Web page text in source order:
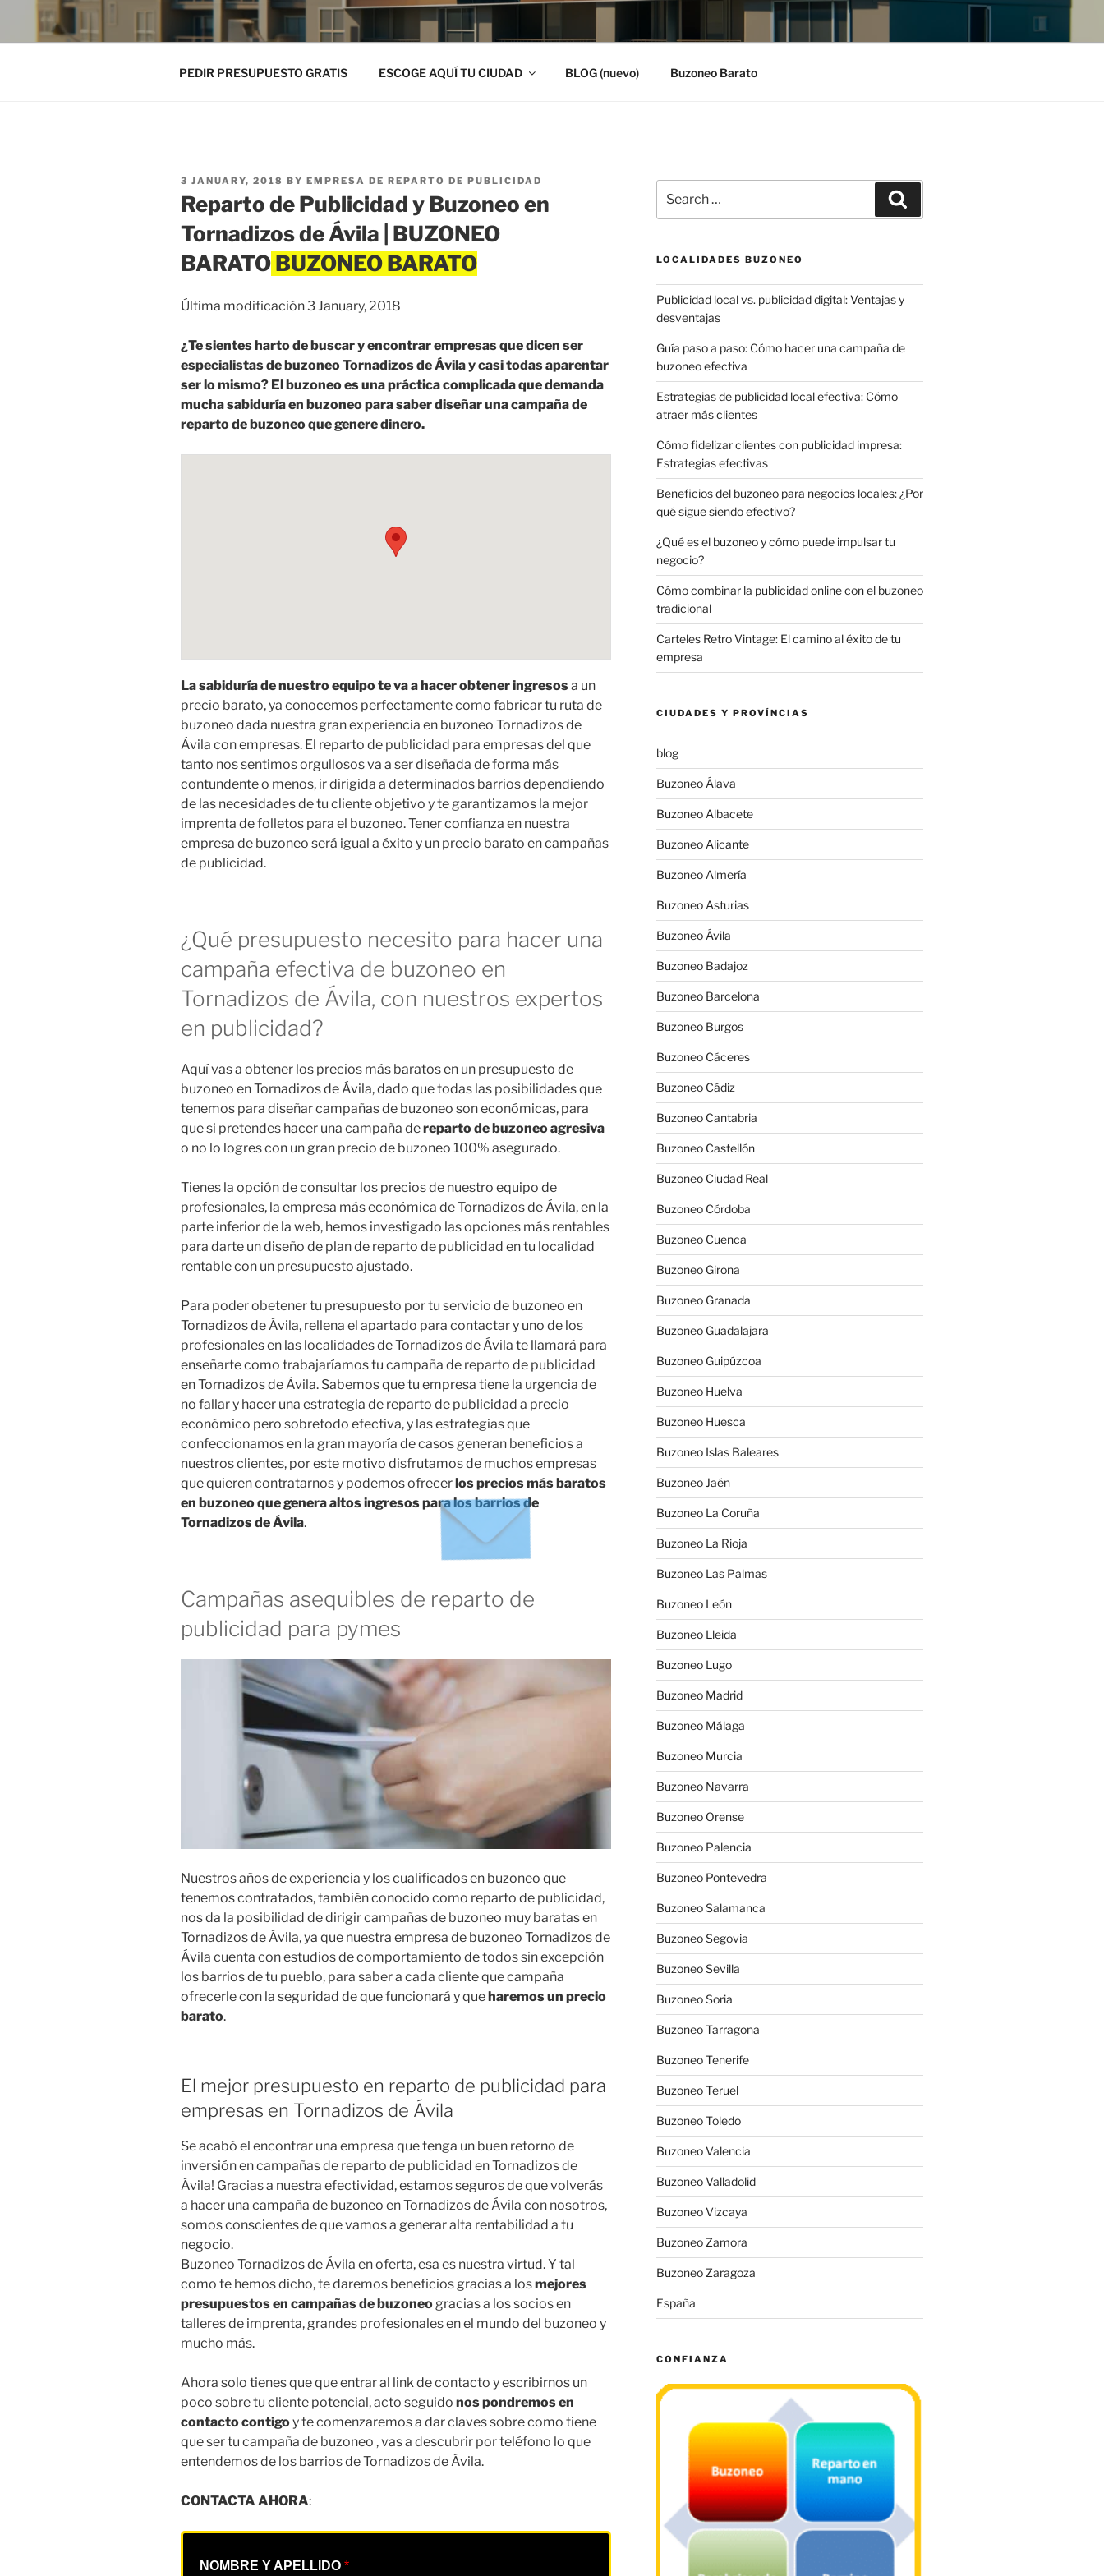
PEDIR PRESUPUESTO GRATIS ESCOGE AQUÍ TU CIUDAD BLOG (nuevo) Buzoneo Barato
POSTED
ON
3 JANUARY, 2018 BY EMPRESA DE REPARTO DE PUBLICIDAD
Reparto de Publicidad y Buzoneo en
Tornadizos de Ávila | BUZONEO
BARATO
Última modificación 3 January, 2018
¿Te sientes harto de buscar y encontrar empresas que dicen ser
especialistas de buzoneo Tornadizos de Ávila y casi todas aparentar
ser lo mismo? El buzoneo es una práctica complicada que demanda
mucha sabiduría en buzoneo para saber diseñar una campaña de
reparto de buzoneo que genere dinero.
La sabiduría de nuestro equipo te va a hacer obtener ingresosa un
precio barato, ya conocemos perfectamente como fabricar tu ruta de
buzoneo dada nuestra gran experiencia en buzoneo Tornadizos de
Ávila con empresas. El reparto de publicidad para empresas del que
tanto nos sentimos orgullosos va a ser diseñada de forma más
contundente o menos, ir dirigida a determinados barrios dependiendo
de las necesidades de tu cliente objetivo y te garantizamos la mejor
imprenta de folletos para el buzoneo. Tener confianza en nuestra
empresa de buzoneo será igual a éxito y un precio barato en campañas
de publicidad.
¿Qué presupuesto necesito para hacer una
campaña efectiva de buzoneo en
Tornadizos de Ávila, con nuestros expertos
en publicidad?
Aquí vas a obtener los precios más baratos en un presupuesto de
buzoneo en Tornadizos de Ávila, dado que todas las posibilidades que
tenemos para diseñar campañas de buzoneo son económicas, para
que si pretendes hacer una campaña dereparto de buzoneo agresiva
o no lo logres con un gran precio de buzoneo 100% asegurado.
Tienes la opción de consultar los precios de nuestro equipo de
profesionales, la empresa más económica de Tornadizos de Ávila, en la
parte inferior de la web, hemos investigado las opciones más rentables
para darte un diseño de plan de reparto de publicidad en tu localidad
rentable con un presupuesto ajustado.
Para poder obetener tu presupuesto por tu servicio de buzoneo en
Tornadizos de Ávila, rellena el apartado para contactar y uno de los
profesionales en las localidades de Tornadizos de Ávila te llamará para
enseñarte como trabajaríamos tu campaña de reparto de publicidad
en Tornadizos de Ávila. Sabemos que tu empresa tiene la urgencia de
no fallar y hacer una estrategia de reparto de publicidad a precio
económico pero sobretodo efectiva, y las estrategias que
confeccionamos en la gran mayoría de casos generan beneficios a
nuestros clientes, por este motivo disfrutamos de muchos empresas
que quieren contratarnos y podemos ofrecerlos precios más baratos
en buzoneo que genera altos ingresos para los barrios de
Tornadizos de Ávila.
Campañas asequibles de reparto de
publicidad para pymes
Nuestros años de experiencia y los cualificados en buzoneo que
tenemos contratados, también conocido como reparto de publicidad,
nos da la posibilidad de dirigir campañas de buzoneo muy baratas en
Tornadizos de Ávila, ya que nuestra empresa de buzoneo Tornadizos de
Ávila cuenta con estudios de comportamiento de todos sin excepción
los barrios de tu pueblo, para saber a cada cliente que campaña
ofrecerle con la seguridad de que funcionará y queharemos un precio
barato.
El mejor presupuesto en reparto de publicidad para
empresas en Tornadizos de Ávila
Se acabó el encontrar una empresa que tenga un buen retorno de
inversión en campañas de reparto de publicidad en Tornadizos de
Ávila! Gracias a nuestra efectividad, estamos seguros de que volverás
a hacer una campaña de buzoneo en Tornadizos de Ávila con nosotros,
somos conscientes de que vamos a generar alta rentabilidad a tu
negocio.
Buzoneo Tornadizos de Ávila en oferta, esa es nuestra virtud. Y tal
como te hemos dicho, te daremos beneficios gracias a losmejores
presupuestos en campañas de buzoneo gracias a los socios en
talleres de imprenta, grandes profesionales en el mundo del buzoneo y
mucho más.
Ahora solo tienes que que entrar al link de contacto y escribirnos un
poco sobre tu cliente potencial, acto seguido nos pondremos en
contacto contigoy te comenzaremos a dar claves sobre como tiene
que ser tu campaña de buzoneo , vas a descubrir por teléfono lo que
entendemos de los barrios de Tornadizos de Ávila.
CONTACTA AHORA:
NOMBRE Y APELLIDO *
for:
LOCALIDADES BUZONEO
Publicidad local vs. publicidad digital: Ventajas y
desventajas
Guía paso a paso: Cómo hacer una campaña de
buzoneo efectiva
Estrategias de publicidad local efectiva: Cómo
atraer más clientes
Cómo fidelizar clientes con publicidad impresa:
Estrategias efectivas
Beneficios del buzoneo para negocios locales: ¿Por
qué sigue siendo efectivo?
¿Qué es el buzoneo y cómo puede impulsar tu
negocio?
Cómo combinar la publicidad online con el buzoneo
tradicional
Carteles Retro Vintage: El camino al éxito de tu
empresa
CIUDADES Y PROVÍNCIAS
blog
Buzoneo Álava
Buzoneo Albacete
Buzoneo Alicante
Buzoneo Almería
Buzoneo Asturias
Buzoneo Ávila
Buzoneo Badajoz
Buzoneo Barcelona
Buzoneo Burgos
Buzoneo Cáceres
Buzoneo Cádiz
Buzoneo Cantabria
Buzoneo Castellón
Buzoneo Ciudad Real
Buzoneo Córdoba
Buzoneo Cuenca
Buzoneo Girona
Buzoneo Granada
Buzoneo Guadalajara
Buzoneo Guipúzcoa
Buzoneo Huelva
Buzoneo Huesca
Buzoneo Islas Baleares
Buzoneo Jaén
Buzoneo La Coruña
Buzoneo La Rioja
Buzoneo Las Palmas
Buzoneo León
Buzoneo Lleida
Buzoneo Lugo
Buzoneo Madrid
Buzoneo Málaga
Buzoneo Murcia
Buzoneo Navarra
Buzoneo Orense
Buzoneo Palencia
Buzoneo Pontevedra
Buzoneo Salamanca
Buzoneo Segovia
Buzoneo Sevilla
Buzoneo Soria
Buzoneo Tarragona
Buzoneo Tenerife
Buzoneo Teruel
Buzoneo Toledo
Buzoneo Valencia
Buzoneo Valladolid
Buzoneo Vizcaya
Buzoneo Zamora
Buzoneo Zaragoza
España
CONFIANZA